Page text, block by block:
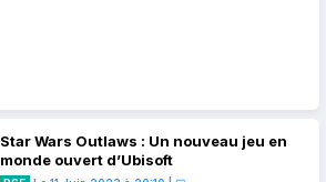
Star Wars Outlaws : Un nouveau jeu en
monde ouvert d’Ubisoft